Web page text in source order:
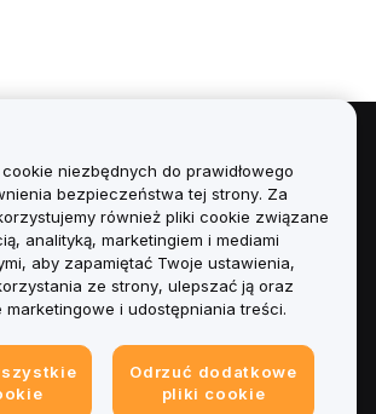
prawne
niezbędnych do prawidłowego
bezpieczeństwa tej strony. Za
również pliki cookie związane
analityką, marketingiem i mediami
aby zapamiętać Twoje ustawienia,
ze strony, ulepszać ją oraz
i udostępniania treści.
Odrzuć dodatkowe
pliki cookie